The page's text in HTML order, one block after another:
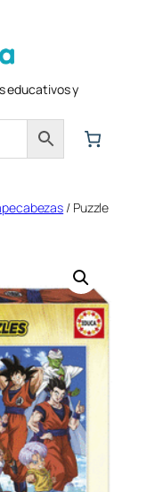
educativos y
/ Puzzle